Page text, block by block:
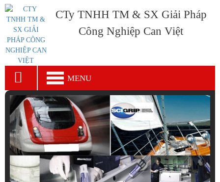
CTy TNHH TM & SX Giải Pháp
Công Nghiệp Can Việt
MENU